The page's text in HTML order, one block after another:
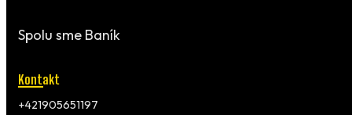
Spolu sme Baník
Kontakt
+421905651197